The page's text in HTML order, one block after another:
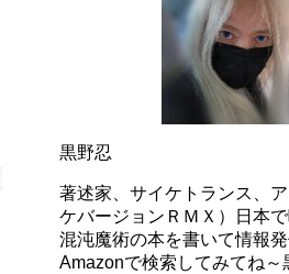
黒野忍
著述家、サイケトランス、
ケバージョンＲＭＸ）日本で
混沌魔術の本を書いて情報発
Amazonで検索してみてね～